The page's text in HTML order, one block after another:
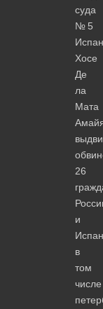
суда
№ 5
Хосе
Де
ла
Мата
26
и
в
том
числе